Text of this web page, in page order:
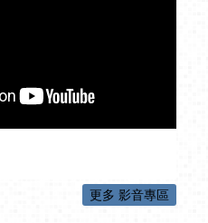
更多 影音專區